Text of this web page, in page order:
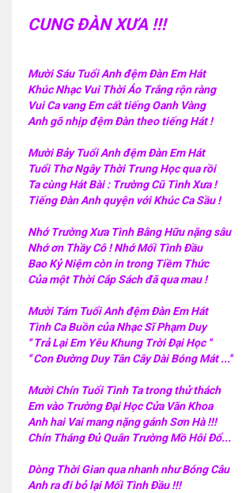
CUNG ĐÀN XƯA !!!
Mười Sáu Tuổi Anh đệm Đàn Em Hát
Khúc Nhạc Vui Thời Áo Trắng rộn ràng
Vui Ca vang Em cất tiếng Oanh Vàng
Anh gõ nhịp đệm Đàn theo tiếng Hát !
Mười Bảy Tuổi Anh đệm Đàn Em Hát
Tuổi Thơ Ngây Thời Trung Học qua rồi
Ta cùng Hát Bài : Trường Cũ Tình Xưa !
Tiếng Đàn Anh quyện với Khúc Ca Sầu !
Nhớ Trường Xưa Tình Bằng Hữu nặng sâu
Nhớ ơn Thầy Cô ! Nhớ Mối Tình Đầu
Bao Kỷ Niệm còn in trong Tiềm Thức
Của một Thời Cắp Sách đã qua mau !
Mười Tám Tuổi Anh đệm Đàn Em Hát
Tình Ca Buồn của Nhạc Sĩ Phạm Duy
'' Trả Lại Em Yêu Khung Trời Đại Học ''
'' Con Đường Duy Tân Cây Dài Bóng Mát ...''
Mười Chín Tuổi Tình Ta trong thử thách
Em vào Trường Đại Học Cửa Văn Khoa
Anh hai Vai mang nặng gánh Sơn Hà !!!
Chín Tháng Đủ Quân Trường Mồ Hôi Đổ...
Dòng Thời Gian qua nhanh như Bóng Câu
Anh ra đi bỏ lại Mối Tình Đầu !!!